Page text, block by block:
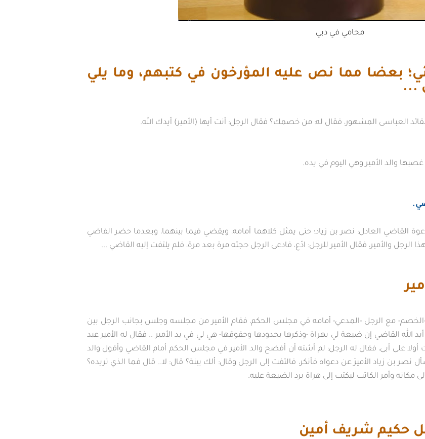
محامي في دبي
بعضا مما نص عليه المؤرخون في كتبهم، وما يلي
...
العباسى المشهور، فقال له: من خصمك؟ فقال الرجل: أنت أيها (الأمير) أيدك الله.
والد الأمير وهي اليوم في يده.
القاضي العادل: نصر بن زياد؛ حتى يمثل كلاهما أمامه، ويقضي فيما بينهما، وبعدما حضر القاضي
والأمير، فقال الأمير للرجل: ادّع، فادعى الرجل حجته مرة بعد مرة، فلم يلتفت إليه القاضي ...
مع الرجل -المدعي- أمامه في مجلس الحكم، فقام الأمير من مجلسه وجلس بجانب الرجل بين
الله القاضي إن ضيعة لي بهراة -وذكرها بحدودها وحقوقها- هي لي في يد الأمير .. فقال له الأمير عبد
أولا على أبى، فقال له الرجل: لم أشته أن أفضح والد الأمير في مجلس الحكم أمام القاضي وأقول والد
نصر بن زياد الأميرَ عن دعواه فأنكر، فالتفت إلى الرجل وقال: ألك بينة؟ قال: لا.. قال فما الذي تريده؟
إلى مكانه وأمر الكاتب ليكتب إلى هراة برد الضيعة عليه.
حكيم شريف أمين